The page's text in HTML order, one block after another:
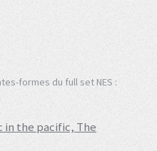
formes du full set NES :
in the pacific, The